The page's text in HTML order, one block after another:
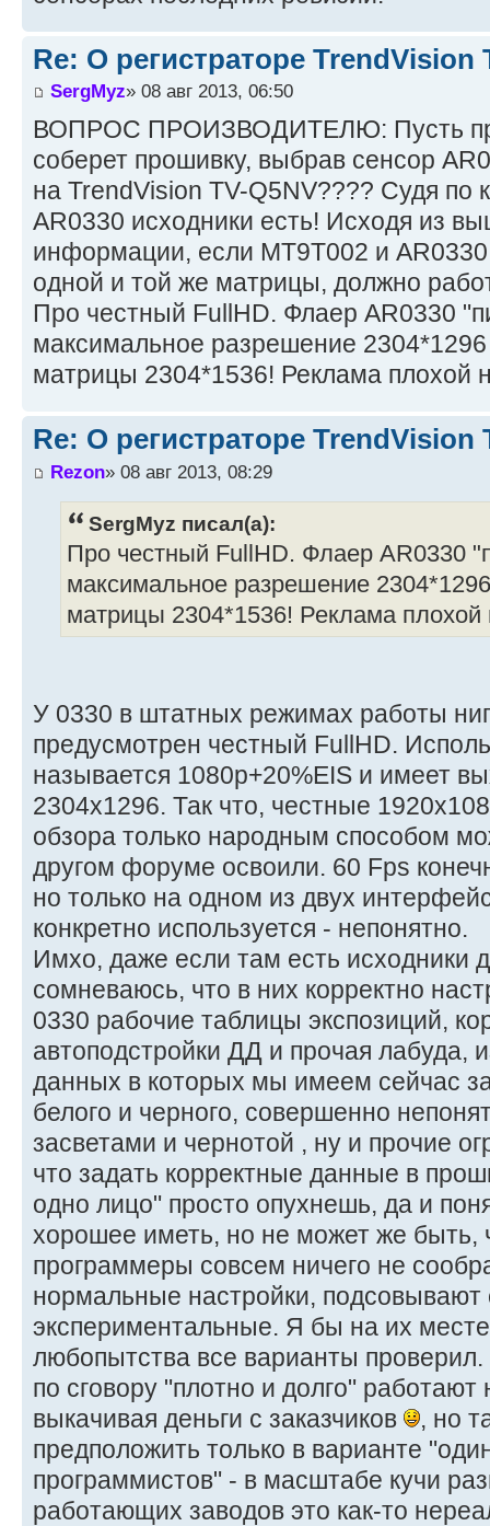
Re: О регистраторе TrendVision
SergMyz» 08 авг 2013, 06:50
ВОПРОС ПРОИЗВОДИТЕЛЮ: Пусть
соберет прошивку, выбрав сенсор
на TrendVision TV-Q5NV???? Судя по
AR0330 исходники есть! Исходя из
информации, если MT9T002 и
одной и той же матрицы, должно
Про честный FullHD. Флаер AR0330
максимальное разрешение
матрицы 2304*1536! Реклама плохой
Re: О регистраторе TrendVision
Rezon» 08 авг 2013, 08:29
SergMyz писал(а):
Про честный FullHD. Флаер AR0330
максимальное разрешение
матрицы 2304*1536! Реклама плохой
У 0330 в штатных режимах работы
предусмотрен честный FullHD.
называется 1080р+20%EIS и имеет
2304х1296. Так что, честные
обзора только народным способом
другом форуме освоили. 60 Fps
но только на одном из двух
конкретно используется - непонятно.
Имхо, даже если там есть исходники
сомневаюсь, что в них корректно
0330 рабочие таблицы экспозиций,
автоподстройки ДД и прочая лабуда,
данных в которых мы имеем сейчас
белого и черного, совершенно
засветами и чернотой , ну и прочие
что задать корректные данные в
одно лицо" просто опухнешь, да и
хорошее иметь, но не может же быть,
программеры совсем ничего не
нормальные настройки,
экспериментальные. Я бы на их
любопытства все варианты
по сговору "плотно и долго"
выкачивая деньги с заказчиков
, но
предположить только в варианте
программистов" - в масштабе кучи
работающих заводов это как-то